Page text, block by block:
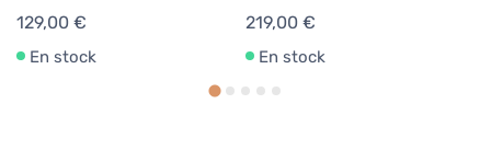
129,00 €
En stock
219,00 €
En stock